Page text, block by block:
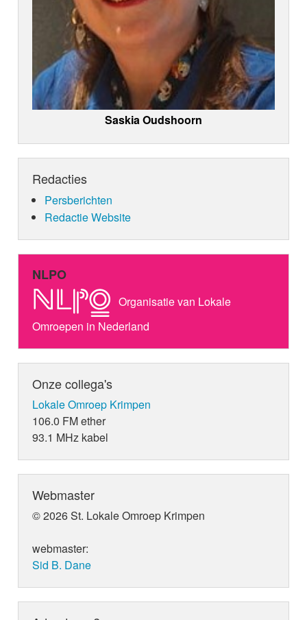
Saskia Oudshoorn
Redacties
Persberichten
Redactie Website
NLPO
Organisatie van Lokale
Omroepen in Nederland
Onze collega's
Lokale Omroep Krimpen
106.0 FM ether
93.1 MHz kabel
Webmaster
© 2026 St. Lokale Omroep Krimpen
webmaster:
Sid B. Dane